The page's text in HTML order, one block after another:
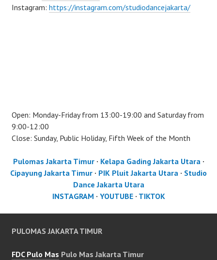
Instagram: https://instagram.com/studiodancejakarta/
Open: Monday-Friday from 13:00-19:00 and Saturday from
9:00-12:00
Close: Sunday, Public Holiday, Fifth Week of the Month
Pulomas Jakarta Timur· Kelapa Gading Jakarta Utara·
Cipayung Jakarta Timur · PIK Pluit Jakarta Utara · Studio
Dance Jakarta Utara
INSTAGRAM · YOUTUBE· TIKTOK
PULOMAS JAKARTA TIMUR
FDC Pulo Mas Pulo Mas Jakarta Timur